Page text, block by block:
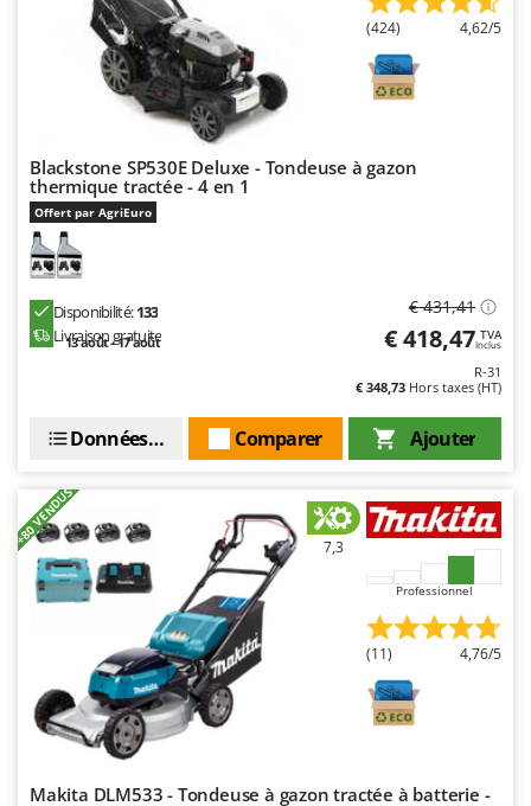
(424) 4,62/5
Blackstone SP530E Deluxe - Tondeuse à gazon
thermique tractée - 4 en 1
Offert par AgriEuro
Disponibilité:133
Livraison gratuite
13 août - 17 août
€ 431,41
€ 418,47 TVA
Inclus
R-31
€ 348,73 Hors taxes (HT)
Ajouter
Comparer
Données techniques
+80 VENDUS 7,3
Professionnel
(11) 4,76/5
Makita DLM533 - Tondeuse à gazon tractée à batterie -